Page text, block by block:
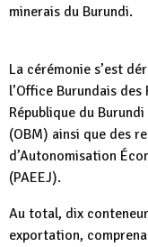
minerais du Burundi.
La cérémonie s’est
l’Office Burundais
République du
(OBM) ainsi que des
d’Autonomisation
(PAEEJ).
Au total, dix
exportation,